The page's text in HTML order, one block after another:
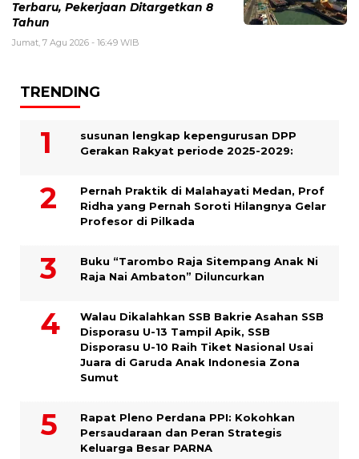
Terbaru, Pekerjaan Ditargetkan 8
Tahun
Jumat, 7 Agu 2026 - 16:49 WIB
TRENDING
susunan lengkap kepengurusan DPP
Gerakan Rakyat periode 2025-2029:
Pernah Praktik di Malahayati Medan, Prof
Ridha yang Pernah Soroti Hilangnya Gelar
Profesor di Pilkada
Buku “Tarombo Raja Sitempang Anak Ni
Raja Nai Ambaton” Diluncurkan
Walau Dikalahkan SSB Bakrie Asahan SSB
Disporasu U-13 Tampil Apik, SSB
Disporasu U-10 Raih Tiket Nasional Usai
Juara di Garuda Anak Indonesia Zona
Sumut
Rapat Pleno Perdana PPI: Kokohkan
Persaudaraan dan Peran Strategis
Keluarga Besar PARNA